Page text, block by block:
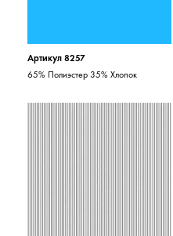
Артикул 8257
65% Полиэстер 35% Хлопок